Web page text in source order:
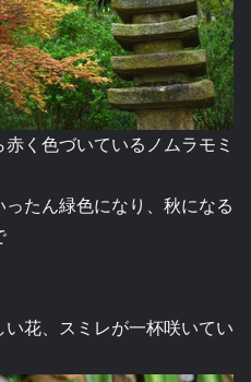
く色づいているノムラモミ
たん緑色になり、秋になる
花、スミレが一杯咲いてい